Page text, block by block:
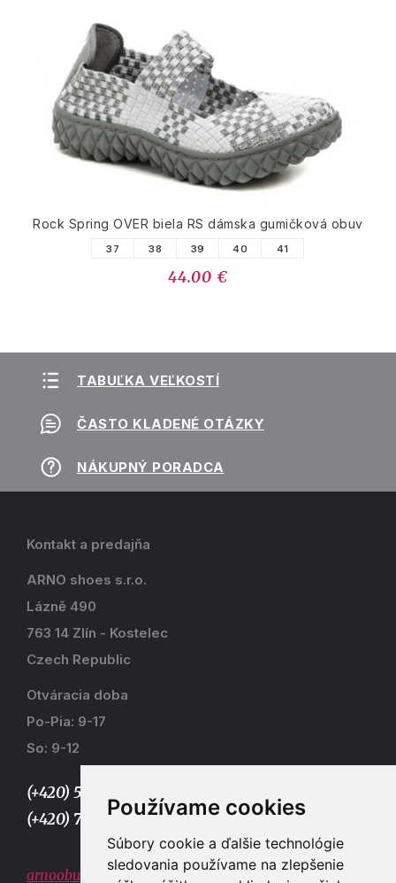
Používame cookies
Súbory cookie a ďalšie technológie
sledovania používame na zlepšenie
Rock Spring OVER biela RS dámska gumičková obuv
37 38 39 40 41
44.00 €
TABUĽKA VEĽKOSTÍ
ČASTO KLADENÉ OTÁZKY
NÁKUPNÝ PORADCA
Kontakt a predajňa
ARNO shoes s.r.o.
Lázně 490
763 14 Zlín - Kostelec
Czech Republic
Otváracia doba
Po-Pia: 9-17
So: 9-12
(+420) 577 915 036,
(+420) 773 667 390
arnoobuv@gmail.com